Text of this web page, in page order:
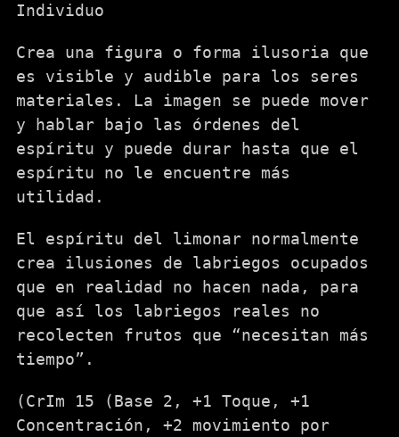
Individuo
Crea una figura o forma ilusoria que
es visible y audible para los seres
materiales. La imagen se puede mover
y hablar bajo las órdenes del
espíritu y puede durar hasta que el
espíritu no le encuentre más
utilidad.
El espíritu del limonar normalmente
crea ilusiones de labriegos ocupados
que en realidad no hacen nada, para
que así los labriegos reales no
recolecten frutos que “necesitan más
tiempo”.
(CrIm 15 (Base 2, +1 Toque, +1
Concentración, +2 movimiento por